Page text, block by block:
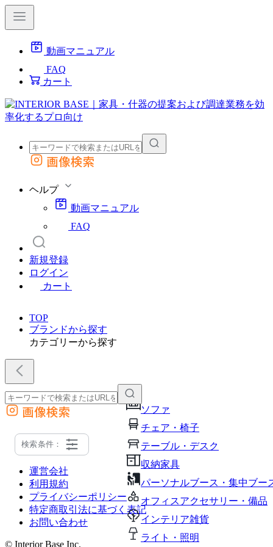
動画マニュアル
FAQ
カート
外部サイトの商品をカートに追加
画像検索
ヘルプ
動画マニュアル
FAQ
新規登録
ログイン
カート
TOP
ブランドから探す
カテゴリーから探す
ソファ
チェア・椅子
テーブル・デスク
収納家具
パーソナルブース・集中ブー
オフィスアクセサリー・備品
インテリア雑貨
ライト・照明
外部サイトの商品をカートに追加
他のサイトで見つけた商品ページのURLを貼り付けて、カートに追加できます
画像検索
検索条件：
運営会社
利用規約
プライバシーポリシー
特定商取引法に基づく表記
お問い合わせ
© Interior Base Inc.